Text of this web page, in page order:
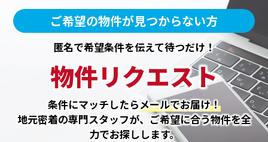
ご希望の物件が見つからない方
匿名で希望条件を伝えて待つだけ！
物件リクエスト
条件にマッチしたらメールでお届け！
地元密着の専門スタッフが、ご希望に合う物件を全
力でお探しします。